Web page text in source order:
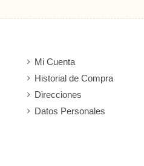
Mi Cuenta
Historial de Compra
Direcciones
Datos Personales